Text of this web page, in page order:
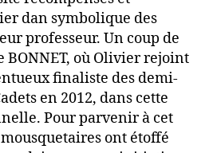
dan symbolique des
professeur. Un coup de
BONNET, où Olivier rejoint
finaliste des demi-
en 2012, dans cette
Pour parvenir à cet
ont étoffé